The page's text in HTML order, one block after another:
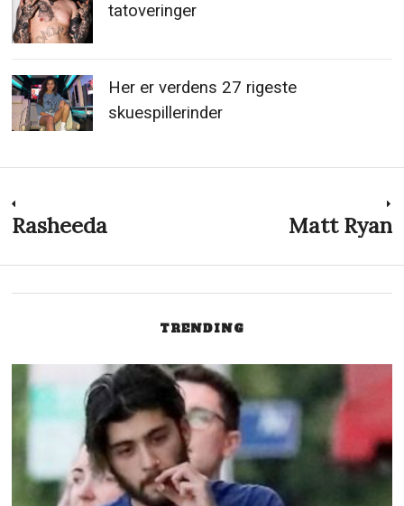
tatoveringer
Her er verdens 27 rigeste
skuespillerinder
Indlægsnavigation
Previous
Rasheeda Matt Ryan
TRENDING